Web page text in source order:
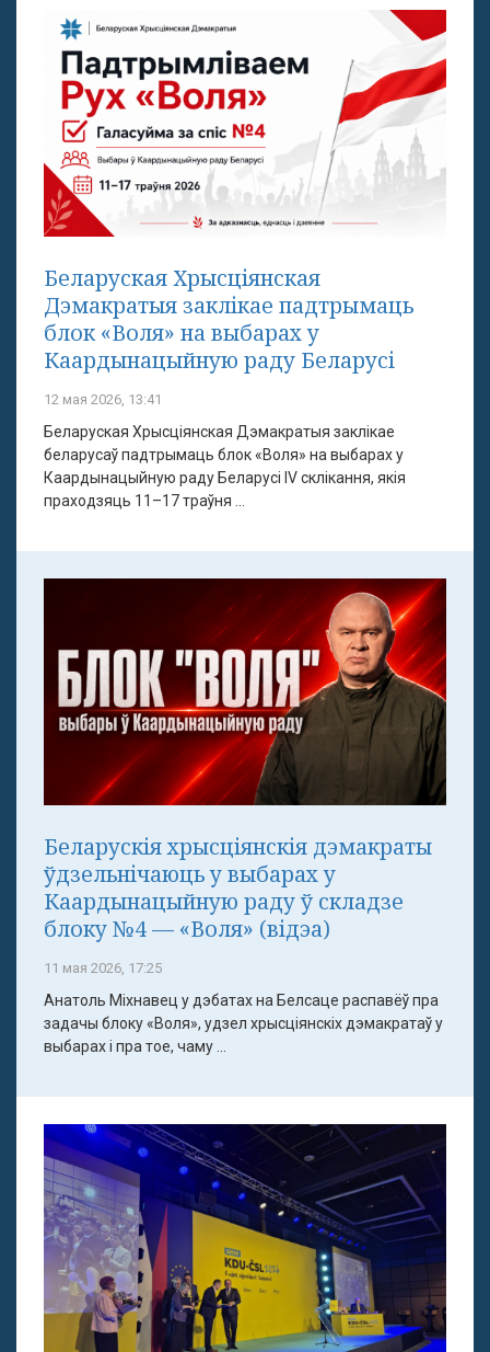
Беларуская Хрысціянская
Дэмакратыя заклікае падтрымаць
блок «Воля» на выбарах у
Каардынацыйную раду Беларусі
12 мая 2026, 13:41
Беларуская Хрысціянская Дэмакратыя заклікае
беларусаў падтрымаць блок «Воля» на выбарах у
Каардынацыйную раду Беларусі IV склікання, якія
праходзяць 11–17 траўня ...
Беларускія хрысціянскія дэмакраты
ўдзельнічаюць у выбарах у
Каардынацыйную раду ў складзе
блоку №4 — «Воля» (відэа)
11 мая 2026, 17:25
Анатоль Міхнавец у дэбатах на Белсаце распавёў пра
задачы блоку «Воля», удзел хрысціянскіх дэмакратаў у
выбарах і пра тое, чаму ...